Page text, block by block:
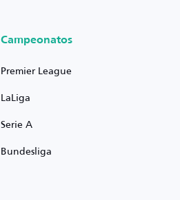
Campeonatos
Premier League
LaLiga
Serie A
Bundesliga